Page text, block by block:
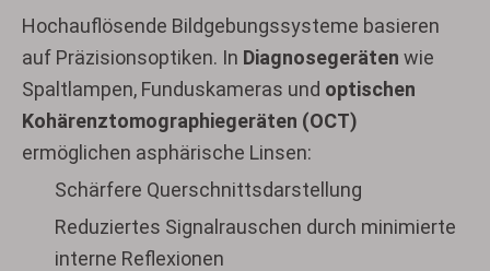
Hochauflösende Bildgebungssysteme basieren
auf Präzisionsoptiken. In Diagnosegeräten wie
Spaltlampen, Funduskameras und optischen
Kohärenztomographiegeräten (OCT)
ermöglichen asphärische Linsen:
Schärfere Querschnittsdarstellung
Reduziertes Signalrauschen durch minimierte
interne Reflexionen